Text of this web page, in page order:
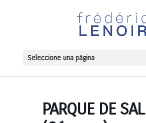
Seleccione una página
PARQUE DE